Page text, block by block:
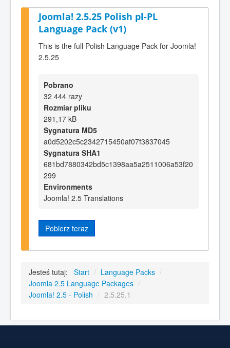
Joomla! 2.5.25 Polish pl-PL
Language Pack (v1)
This is the full Polish Language Pack for Joomla!
2.5.25
Pobrano
32 444 razy
Rozmiar pliku
291,17 kB
Sygnatura MD5
a0d5202c5c2342715450af07f3837045
Sygnatura SHA1
681bd7880342bd5c1398aa5a2511006a53f20
299
Environments
Joomla! 2.5 Translations
Pobierz teraz
Jesteś tutaj: Start / Language Packs /
Joomla 2.5 Language Packages /
Joomla! 2.5 - Polish / 2.5.25.1